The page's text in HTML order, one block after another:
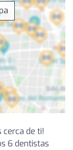
cerca de ti!
6 dentistas